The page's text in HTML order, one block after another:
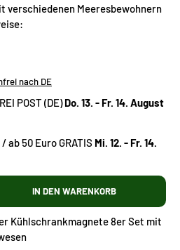
verschiedenen Meeresbewohnern
nach DE
POST (DE)Do. 13. - Fr. 14. August
ab 50 Euro GRATIS Mi. 12. - Fr. 14.
IN DEN WARENKORB
Kühlschrankmagnete 8er Set mit